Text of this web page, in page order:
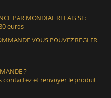
PAR MONDIAL RELAIS SI :
euros
VOUS POUVEZ REGLER
?
contactez et renvoyer le produit